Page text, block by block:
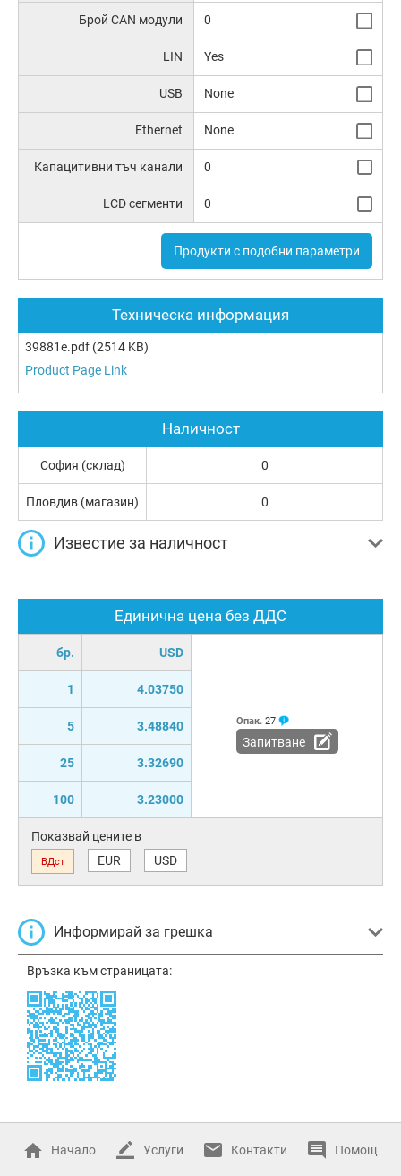
Брой CAN модули 0
LIN Yes
USB None
Ethernet None
Капацитивни тъч канали 0
LCD сегменти 0
Продукти с подобни параметри
Техническа информация
39881e.pdf (2514 KB)
Product Page Link
Единична цена без ДДС
бр. USD
1 4.03750
5 3.48840
25 3.32690
100 3.23000
Опак. 27
Запитване
Показвай цените в
ВДст EUR USD
Информирай за грешка
Връзка към страницата:
Наличност
София (склад) 0
Пловдив (магазин) 0
Известие за наличност
Начало Услуги Контакти Помощ